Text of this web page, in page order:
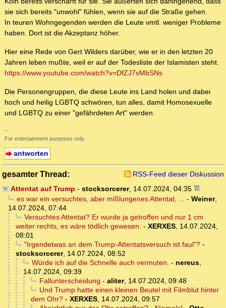
sie sich bereits "unwohl" fühlen, wenn sie auf die Straße gehen.
In teuren Wohngegenden werden die Leute vmtl. weniger Probleme
haben. Dort ist die Akzeptanz höher.
Hier eine Rede von Gert Wilders darüber, wie er in den letzten 20
Jahren leben mußte, weil er auf der Todesliste der Islamisten steht.
https://www.youtube.com/watch?v=DfZJ7sMbSNs
Die Personengruppen, die diese Leute ins Land holen und dabei
hoch und heilig LGBTQ schwören, tun alles, damit Homosexuelle
und LGBTQ zu einer "gefährdeten Art" werden.
--
For entertainment purposes only.
antworten
gesamter Thread:
RSS-Feed dieser Diskussion
Attentat auf Trump - stocksorcerer, 14.07.2024, 04:35
es war ein versuchtes, aber mißlungenes Attentat, ... - Weiner,
14.07.2024, 07:44
Versuchtes Attentat? Er wurde ja getroffen und nur 1 cm
weiter rechts, es wäre tödlich gewesen. - XERXES, 14.07.2024,
08:01
"Irgendetwas an dem Trump-Attentatsversuch ist faul"?-
stocksorcerer, 14.07.2024, 08:52
Würde ich auf die Schnelle auch vermuten. - nereus,
14.07.2024, 09:39
Fallunterscheidung - aliter, 14.07.2024, 09:48
Und Trump hatte einen kleinen Beutel mit Filmblut hinter
dem Ohr? - XERXES, 14.07.2024, 09:57